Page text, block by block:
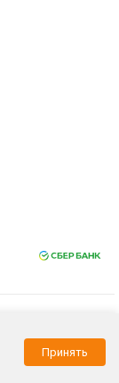
Принять